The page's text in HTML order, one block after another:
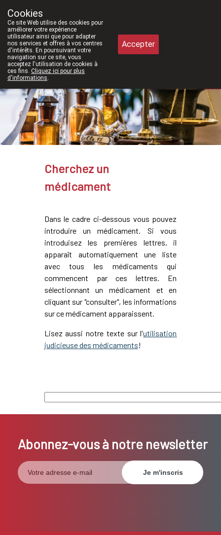
Aujourd'hui
Cherchez un
médicament
Dans le cadre ci-dessous vous pouvez
introduire un médicament. Si vous
introduisez les premières lettres, il
apparaît automatiquement une liste
avec tous les médicaments qui
commencent par ces lettres. En
sélectionnant un médicament et en
cliquant sur "consulter", les informations
sur ce médicament apparaissent.
Lisez aussi notre texte sur l'utilisation
judicieuse des médicaments!
Abonnez-vous à notre newsletter
Cookies
Ce site Web utilise des cookies pour
améliorer votre expérience
utilisateur ainsi que pour adapter
nos services et offres à vos centres
d'intérêts. En poursuivant votre
navigation sur ce site, vous
acceptez l'utilisation de cookies à
ces fins. Cliquez ici pour plus
d'informations.
Accepter